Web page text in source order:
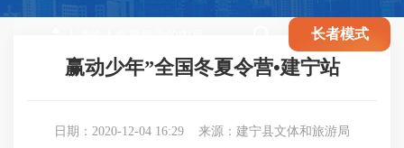
长者模式
赢动少年”全国冬夏令营•建宁站
日期：2020-12-04 16:29 来源：建宁县文体和旅游局